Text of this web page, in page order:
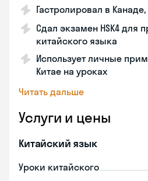
Гастролировал в
Сдал экзамен HSK4 для
китайского языка
Использует личные
Китае на уроках
Читать дальше
Услуги и цены
Китайский язык
Уроки китайского